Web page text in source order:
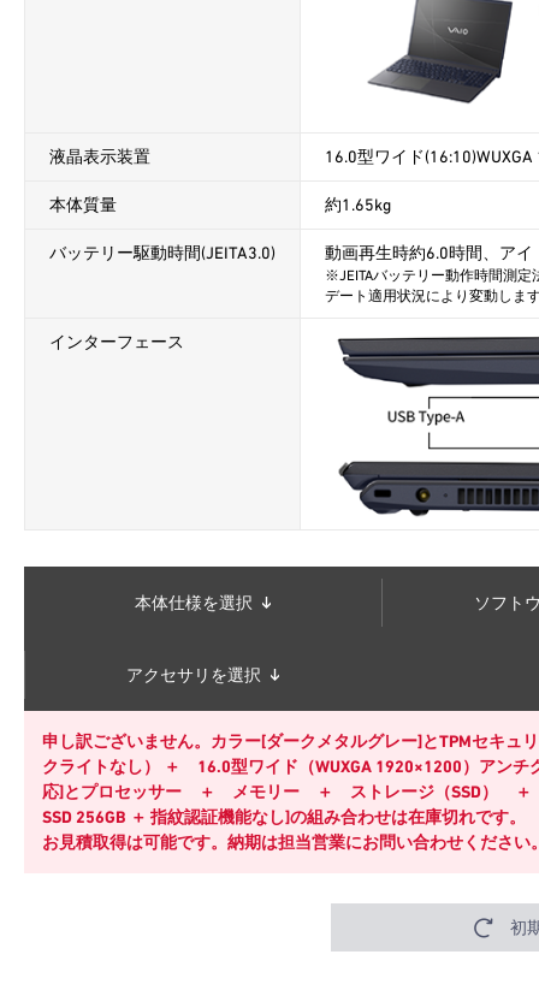
液晶表示装置 16.0型ワイド
本体質量 約1.65kg
バッテリー駆動時間(JEITA3.0) 動画再生時約6.0時間、ア
※JEITAバッテリー動作時間測定
デート適用状況により変動しま
インターフェース
本体仕様を選択 ソフト
アクセサリを選択
申し訳ございません。カラー[ダークメタルグレー]とTPMセキ
クライトなし） ＋ 16.0型ワイド（WUXGA 1920×1200）アンチ
応]とプロセッサー ＋ メモリー ＋ ストレージ（SSD） ＋
SSD 256GB ＋ 指紋認証機能なし]の組み合わせは在庫切れです。
お見積取得は可能です。納期は担当営業にお問い合わせください
初